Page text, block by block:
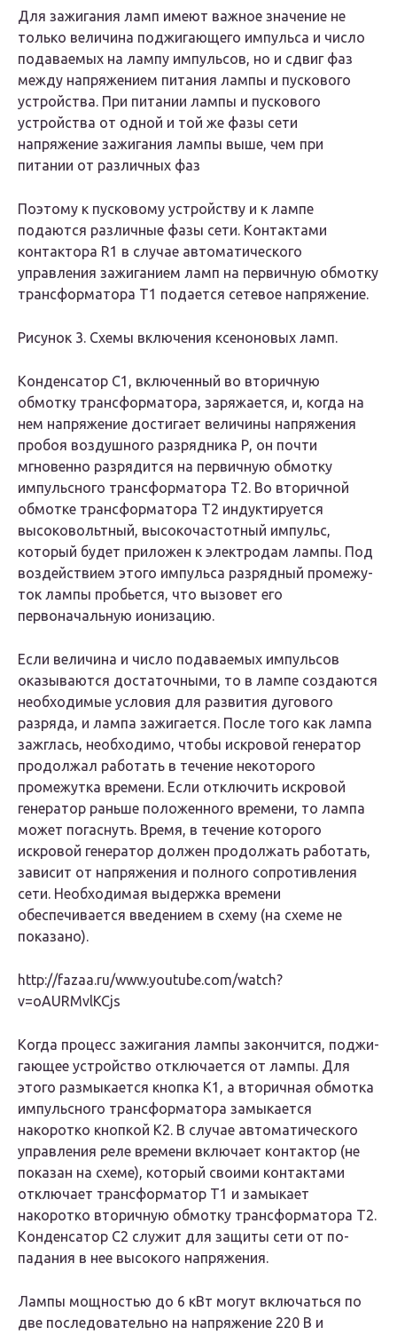
Для зажигания ламп имеют важное значе­ние не
только величина поджигающего импульса и число
подаваемых на лампу импульсов, но и сдвиг фаз
между напряжением питания лампы и пускового
устрой­ства. При питании лампы и пускового
устройства от одной и той же фазы сети
напряжение зажигания лампы выше, чем при
питании от различных фаз
Поэтому к пусковому устройству и к лампе
подаются различные фазы сети. Контактами
контактора R1 в случае автоматического
управления зажиганием ламп на пер­вичную обмотку
трансформатора Т1 подается сетевое на­пряжение.
Рисунок 3. Схемы включения ксеноновых ламп.
Конденсатор С1, включенный во вторичную
обмотку трансформатора, заряжается, и, когда на
нем напряжение достигает величины напряжения
пробоя воздушного разрядника Р, он почти
мгновенно разря­дится на первичную обмотку
импульсного трансформа­тора Т2. Во вторичной
обмотке трансформатора Т2 индуктируется
высоковольтный, высокочастотный им­пульс,
который будет приложен к электродам лампы. Под
воздействием этого импульса разрядный промежу­
ток лампы пробьется, что вызовет его
первоначальную ионизацию.
Если величина и число подаваемых импуль­сов
оказываются достаточными, то в лампе создаются
необходимые условия для развития дугового
разряда, и лампа зажигается. После того как лампа
зажглась, необходимо, чтобы искровой генератор
продолжал рабо­тать в течение некоторого
промежутка времени. Если отключить искровой
генератор раньше положенного вре­мени, то лампа
может погаснуть. Время, в течение ко­торого
искровой генератор должен продолжать рабо­тать,
зависит от напряжения и полного сопротивления
сети. Необходимая выдержка времени
обеспечивается введением в схему (на схеме не
показано).
http://fazaa.ru/www.youtube.com/watch?
v=oAURMvlKCjs
Когда процесс зажигания лампы закончится, поджи­
гающее устройство отключается от лампы. Для
этого размыкается кнопка К1, а вторичная обмотка
импульс­ного трансформатора замыкается
накоротко кнопкой К2. В случае автоматического
управления реле времени включает контактор (не
показан на схеме), который своими контактами
отключает трансформатор Т1 и за­мыкает
накоротко вторичную обмотку трансформа­тора Т2.
Конденсатор С2 служит для защиты сети от по­
падания в нее высокого напряжения.
Лампы мощностью до 6 кВт могут включаться по
две последовательно на напряжение 220 В и